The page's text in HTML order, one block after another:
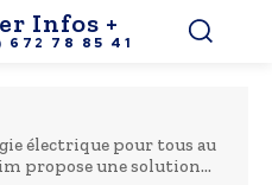
Infos +
672 78 85 41
électrique pour tous au
propose une solution...